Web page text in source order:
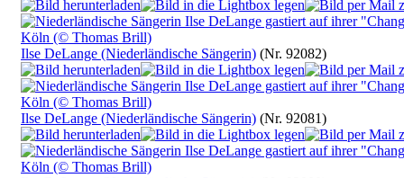
Ilse DeLange (Niederländische Sängerin) (Nr. 92082)
Ilse DeLange (Niederländische Sängerin) (Nr. 92081)